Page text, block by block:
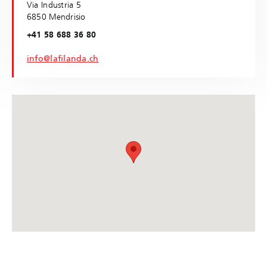
Via Industria 5
6850 Mendrisio
+41 58 688 36 80
info@lafilanda.ch